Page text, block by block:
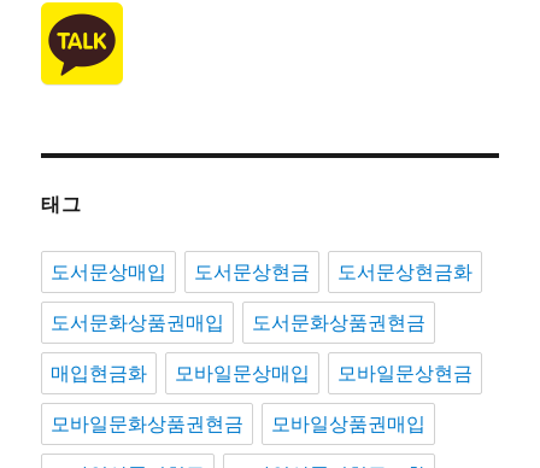
태그
도서문상매입 도서문상현금 도서문상현금화
도서문화상품권매입 도서문화상품권현금
매입현금화 모바일문상매입 모바일문상현금
모바일문화상품권현금 모바일상품권매입